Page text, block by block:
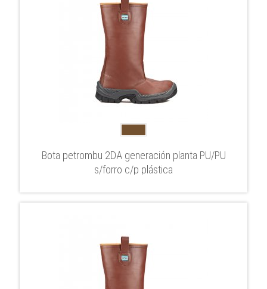
Bota petrombu 2DA generación planta PU/PU
s/forro c/p plástica